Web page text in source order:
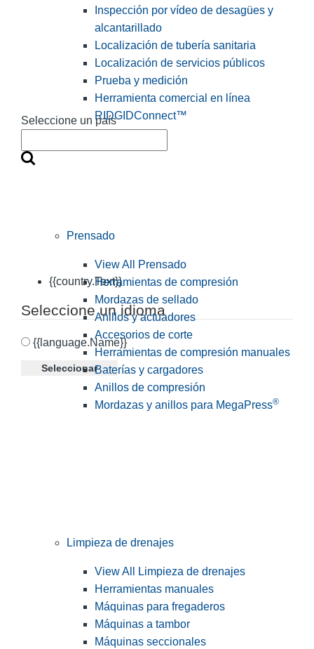
Seleccione un país
{{country.Text}}
Seleccione un idioma
{{language.Name}}
Seleccionar
Inspección por vídeo de desagües y
alcantarillado
Localización de tubería sanitaria
Localización de servicios públicos
Prueba y medición
Herramienta comercial en línea
RIDGIDConnect™
Prensado
View All Prensado
Herramientas de compresión
Mordazas de sellado
Anillos y actuadores
Accesorios de corte
Herramientas de compresión manuales
Baterías y cargadores
Anillos de compresión
Mordazas y anillos para MegaPress®
Limpieza de drenajes
View All Limpieza de drenajes
Herramientas manuales
Máquinas para fregaderos
Máquinas a tambor
Máquinas seccionales